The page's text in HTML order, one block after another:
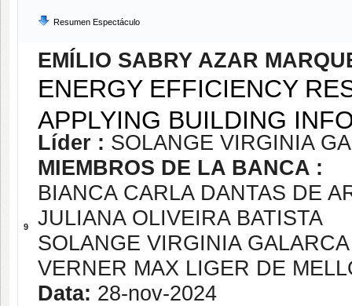
Resumen Espectáculo
9
EMÍLIO SABRY AZAR
ENERGY EFFICIENCY
APPLYING BUILDING
Líder : SOLANGE VIRGINIA
MIEMBROS DE LA BANCA :
BIANCA CARLA DANTAS DE
JULIANA OLIVEIRA BATISTA
SOLANGE VIRGINIA
VERNER MAX LIGER DE
Data: 28-nov-2024